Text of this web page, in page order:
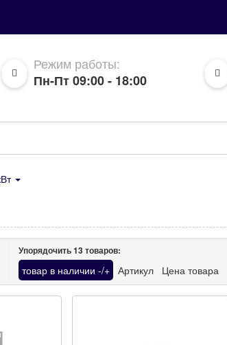
Режим работы:
Пн-Пт 09:00 - 18:00
Упорядочить13товаров:
товар в наличии -/+ Артикул Цена товара